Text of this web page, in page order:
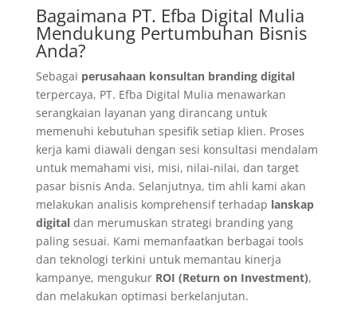
Bagaimana PT. Efba Digital Mulia
Mendukung Pertumbuhan Bisnis
Anda?
Sebagai perusahaan konsultan branding digital
terpercaya, PT. Efba Digital Mulia menawarkan
serangkaian layanan yang dirancang untuk
memenuhi kebutuhan spesifik setiap klien. Proses
kerja kami diawali dengan sesi konsultasi mendalam
untuk memahami visi, misi, nilai-nilai, dan target
pasar bisnis Anda. Selanjutnya, tim ahli kami akan
melakukan analisis komprehensif terhadap lanskap
digitaldan merumuskan strategi branding yang
paling sesuai. Kami memanfaatkan berbagai tools
dan teknologi terkini untuk memantau kinerja
kampanye, mengukur ROI (Return on Investment),
dan melakukan optimasi berkelanjutan.